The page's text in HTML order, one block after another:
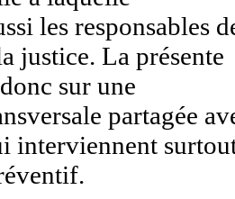
les responsables
justice. La présente
sur une
partagée
interviennent